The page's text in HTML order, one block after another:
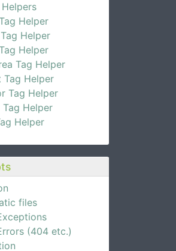
Helper
Helper
Helper
Tag Helper
Tag Helper
Tag Helper
Helper
Helper
files
(404 etc.)